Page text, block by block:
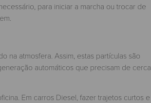
para iniciar a marcha ou trocar de
na atmosfera. Assim, estas partículas são
automáticos que precisam de cerca
Em carros Diesel, fazer trajetos curtos e